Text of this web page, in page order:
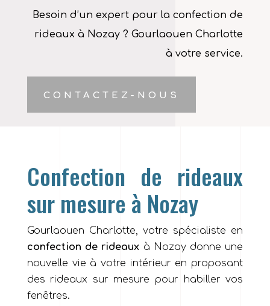
Besoin d’un expert pour la confection de
rideaux à Nozay ? Gourlaouen Charlotte
à votre service.
CONTACTEZ-NOUS
Confection de rideaux
sur mesure à Nozay
Gourlaouen Charlotte, votre spécialiste en
confection de rideaux à Nozay donne une
nouvelle vie à votre intérieur en proposant
des rideaux sur mesure pour habiller vos
fenêtres.